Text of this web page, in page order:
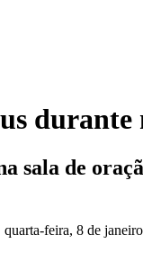
sala de
quarta-feira, 8 de